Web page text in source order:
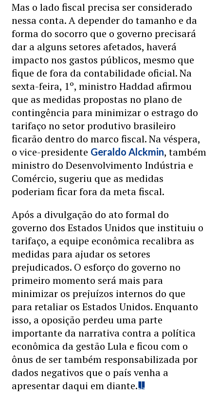
Mas o lado fiscal precisa ser considerado
nessa conta. A depender do tamanho e da
forma do socorro que o governo precisará
dar a alguns setores afetados, haverá
impacto nos gastos públicos, mesmo que
fique de fora da contabilidade oficial. Na
sexta-feira, 1º, ministro Haddad afirmou
que as medidas propostas no plano de
contingência para minimizar o estrago do
tarifaço no setor produtivo brasileiro
ficarão dentro do marco fiscal. Na véspera,
o vice-presidente Geraldo Alckmin, também
ministro do Desenvolvimento Indústria e
Comércio, sugeriu que as medidas
poderiam ficar fora da meta fiscal.
Após a divulgação do ato formal do
governo dos Estados Unidos que instituiu o
tarifaço, a equipe econômica recalibra as
medidas para ajudar os setores
prejudicados. O esforço do governo no
primeiro momento será mais para
minimizar os prejuízos internos do que
para retaliar os Estados Unidos. Enquanto
isso, a oposição perdeu uma parte
importante da narrativa contra a política
econômica da gestão Lula e ficou com o
ônus de ser também responsabilizada por
dados negativos que o país venha a
apresentar daqui em diante.